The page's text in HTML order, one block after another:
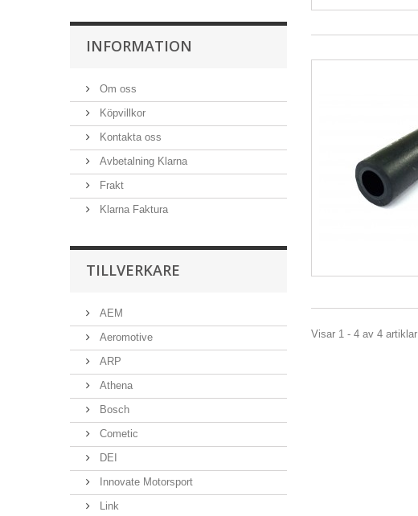
INFORMATION
Om oss
Köpvillkor
Kontakta oss
Avbetalning Klarna
Frakt
Klarna Faktura
TILLVERKARE
AEM
Aeromotive
ARP
Athena
Bosch
Cometic
DEI
Innovate Motorsport
Link
Visar 1 - 4 av 4 artiklar